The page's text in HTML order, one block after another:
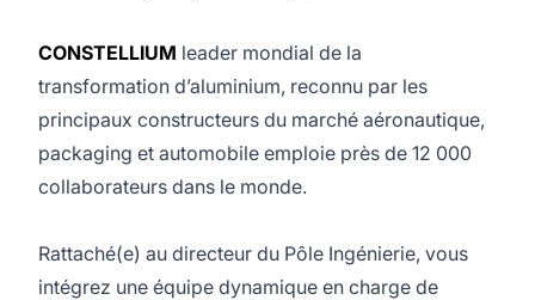
CONSTELLIUM leader mondial de la
transformation d’aluminium, reconnu par les
principaux constructeurs du marché aéronautique,
packaging et automobile emploie près de 12 000
collaborateurs dans le monde.
Rattaché(e) au directeur du Pôle Ingénierie, vous
intégrez une équipe dynamique en charge de